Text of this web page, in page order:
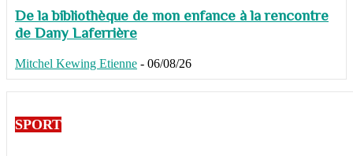
De la bibliothèque de mon enfance à la rencontre
de Dany Laferrière
Mitchel Kewing Etienne - 06/08/26
SPORT